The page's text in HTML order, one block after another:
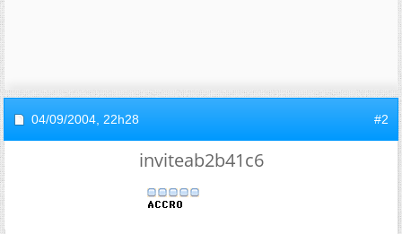
04/09/2004, 22h28 #2
inviteab2b41c6